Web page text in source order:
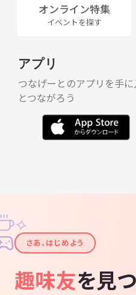
オンライン特集
イベントを探す
アプリ
つなげーとのアプリを手
とつながろう
✦
✧
さあ、はじめよう
趣味友を見